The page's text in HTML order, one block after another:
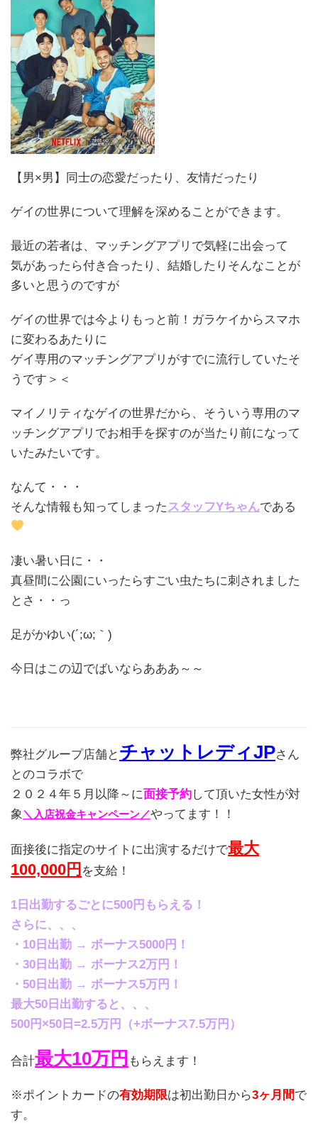
【男×男】同士の恋愛だったり、友情だったり
ゲイの世界について理解を深めることができます。
最近の若者は、マッチングアプリで気軽に出会って
気があったら付き合ったり、結婚したりそんなことが
多いと思うのですが
ゲイの世界では今よりもっと前！ガラケイからスマホ
に変わるあたりに
ゲイ専用のマッチングアプリがすでに流行していたそ
うです＞＜
マイノリティなゲイの世界だから、そういう専用のマ
ッチングアプリでお相手を探すのが当たり前になって
いたみたいです。
なんて・・・
そんな情報も知ってしまった スタッフYちゃんである
凄い暑い日に・・
真昼間に公園にいったらすごい虫たちに刺されました
とさ・・っ
足がかゆい(´;ω;｀)
今日はこの辺でばいならあああ～～
弊社グループ店舗と チャットレディJPさん
とのコラボで
２０２４年５月以降～に面接予約して頂いた女性が対
象 ＼入店祝金キャンペーン／やってます！！
面接後に指定のサイトに出演するだけで最大
100,000円 を支給！
1日出勤するごとに500円もらえる！
さらに、、、
・10日出勤 → ボーナス5000円！
・30日出勤 → ボーナス2万円！
・50日出勤 → ボーナス5万円！
最大50日出勤すると、、、
500円×50日=2.5万円（+ボーナス7.5万円）
合計最大10万円 もらえます！
※ポイントカードの有効期限は初出勤日から3ヶ月間で
す。